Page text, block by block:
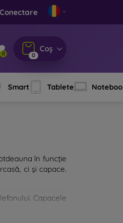
Conectare
0 0
Coș
Smart Tablete
în funcție
ci și capace.
Capacele